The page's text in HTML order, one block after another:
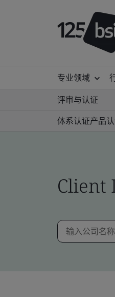
专业领域
评审与认证
体系认证产品
Client